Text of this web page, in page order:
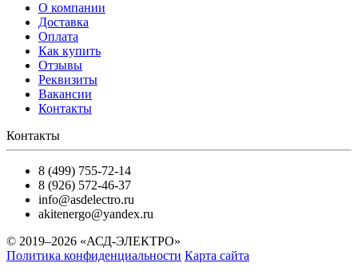
О компании
Доставка
Оплата
Как купить
Отзывы
Реквизиты
Вакансии
Контакты
Контакты
8 (499) 755-72-14
8 (926) 572-46-37
info@asdelectro.ru
akitenergo@yandex.ru
© 2019–2026 «АСД-ЭЛЕКТРО»
Политика конфиденциальности Карта сайта